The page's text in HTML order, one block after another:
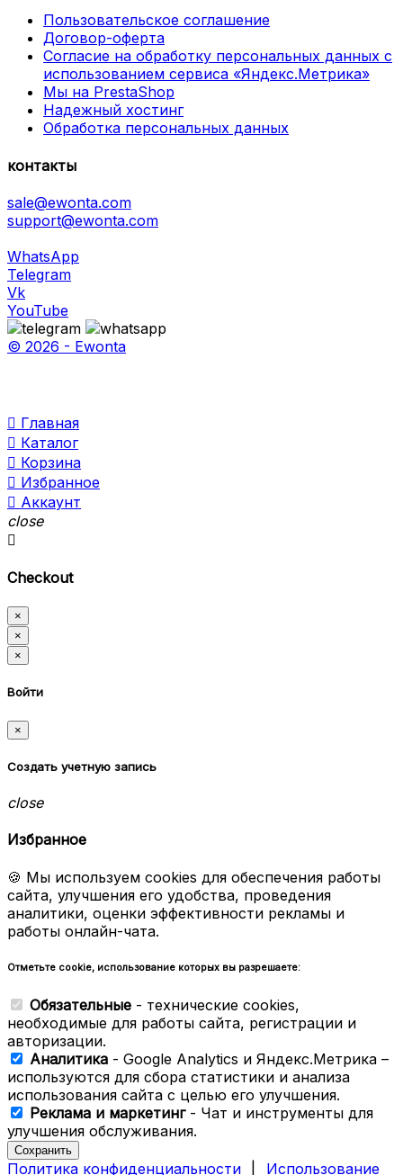
Пользовательское соглашение
Договор-оферта
Согласие на обработку персональных данных с
использованием сервиса «Яндекс.Метрика»
Мы на PrestaShop
Надежный хостинг
Обработка персональных данных
контакты
sale@ewonta.com
support@ewonta.com
WhatsApp
Telegram
Vk
YouTube
© 2026 - Ewonta
 Главная
 Каталог
 Корзина
 Избранное
 Аккаунт
close

Checkout
×
×
×
Войти
×
Создать учетную запись
close
Избранное
🍪 Мы используем cookies для обеспечения работы
сайта, улучшения его удобства, проведения
аналитики, оценки эффективности рекламы и
работы онлайн-чата.
Отметьте cookie, использование которых вы разрешаете:
Обязательные - технические cookies,
необходимые для работы сайта, регистрации и
авторизации.
Аналитика - Google Analytics и Яндекс.Метрика –
используются для сбора статистики и анализа
использования сайта с целью его улучшения.
Реклама и маркетинг- Чат и инструменты для
улучшения обслуживания.
Сохранить
Политика конфиденциальности Использование